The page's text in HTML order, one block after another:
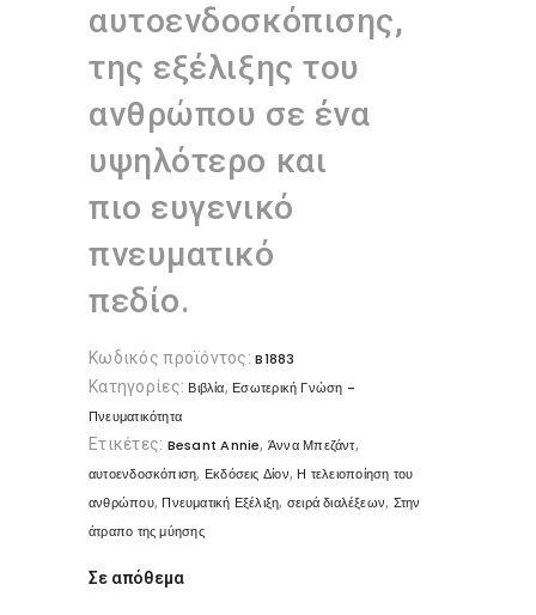
αυτοενδοσκόπισης,
της εξέλιξης του
ανθρώπου σε ένα
υψηλότερο και
πιο ευγενικό
πνευματικό
πεδίο.
Κωδικός προϊόντος:B1883
Κατηγορίες: Βιβλία, Εσωτερική Γνώση -
Πνευματικότητα
Ετικέτες: Besant Annie,Άννα Μπεζάντ,
αυτοενδοσκόπιση, Εκδόσεις Δίον, Η τελειοποίηση του
ανθρώπου, Πνευματική Εξέλιξη, σειρά διαλέξεων, Στην
άτραπο της μύησης
Σε απόθεμα